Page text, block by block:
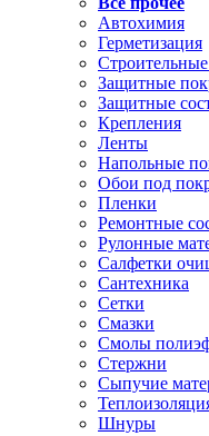
Автохимия
Герметизация
Защитные
Защитные
Крепления
Ленты
Напольные
Обои под
Пленки
Ремонтные
Рулонные
Салфетки
Сантехника
Сетки
Смазки
Смолы
Стержни
Сыпучие
Шнуры